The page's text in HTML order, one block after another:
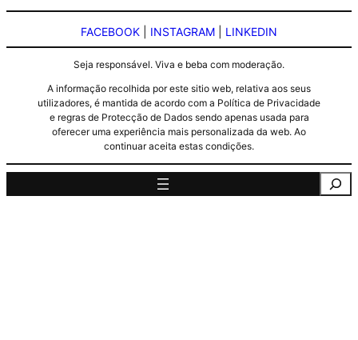
FACEBOOK INSTAGRAM LINKEDIN
Seja responsável. Viva e beba com moderação.
A informação recolhida por este sitio web, relativa aos seus
utilizadores, é mantida de acordo com a Política de Privacidade
e regras de Protecção de Dados sendo apenas usada para
oferecer uma experiência mais personalizada da web. Ao
continuar aceita estas condições.